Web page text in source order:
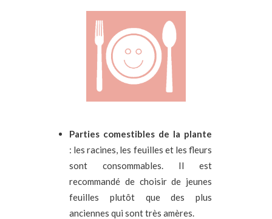
Parties comestibles de la plante
: les racines, les feuilles et les fleurs
sont consommables. Il est
recommandé de choisir de jeunes
feuilles plutôt que des plus
anciennes qui sont très amères.